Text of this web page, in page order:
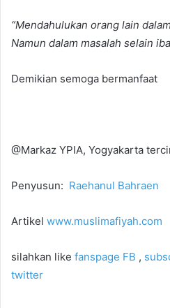
“Mendahulukan orang lain
Namun dalam masalah selain
Demikian semoga bermanfaat
@Markaz YPIA, Yogyakarta
Penyusun: Raehanul Bahraen
Artikel www.muslimafiyah.com
silahkan like fanspage FB ,
twitter